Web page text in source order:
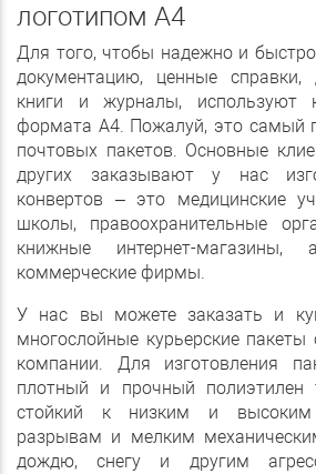
логотипом А4
Для того, чтобы надежно и
документацию, ценные
книги и журналы, используют
формата А4. Пожалуй, это самый
почтовых пакетов. Основные
других заказывают у нас
конвертов – это медицинские
школы, правоохранительные
книжные интернет-
коммерческие фирмы.
У нас вы можете заказать и
многослойные курьерские
компании. Для изготовления
плотный и прочный
стойкий к низким и высоким
разрывам и мелким
дождю, снегу и другим